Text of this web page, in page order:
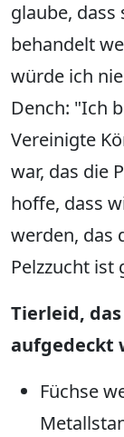
glaube, dass
behandelt
würde ich
Dench: "Ich
Vereinigte
war, das die
hoffe, dass
werden, das
Pelzzucht
Tierleid,
aufgedeckt
Füchse